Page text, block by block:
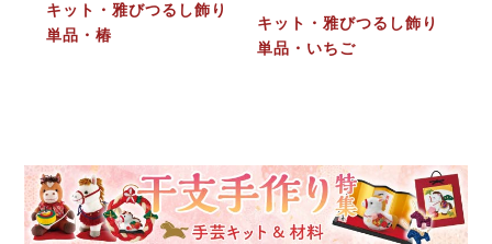
キット・雅びつるし飾り
単品・椿
キット・雅びつるし飾り
単品・いちご